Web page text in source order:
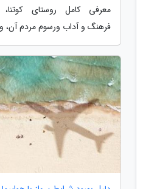
معرفی کامل روستای کوتنا،
فرهنگ و آداب ورسوم مردم آن،